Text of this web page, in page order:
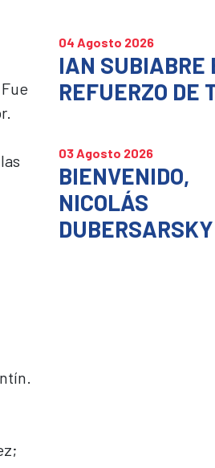
04 Agosto 2026
IAN SUBIABRE
REFUERZO DE
03 Agosto 2026
BIENVENIDO,
NICOLÁS
DUBERSARSKY